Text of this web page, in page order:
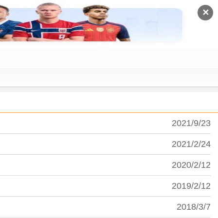
✕
2021/9/23
2021/2/24
2020/2/12
2019/2/12
2018/3/7